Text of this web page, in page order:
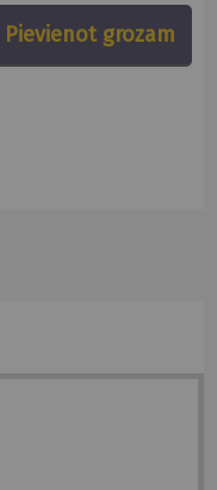
Pievienot grozam